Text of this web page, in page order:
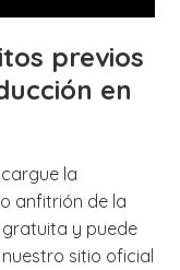
previos
en
la
anfitrión de la
gratuita y puede
sitio oficial